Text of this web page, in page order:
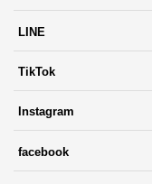
LINE
TikTok
Instagram
facebook